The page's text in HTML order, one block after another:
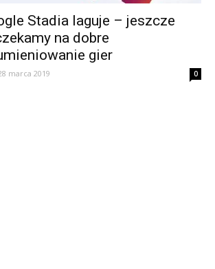
Stadia laguje – jeszcze
na dobre
gier
marca 2019 0